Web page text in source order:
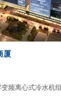
厦
频离心式冷水机组